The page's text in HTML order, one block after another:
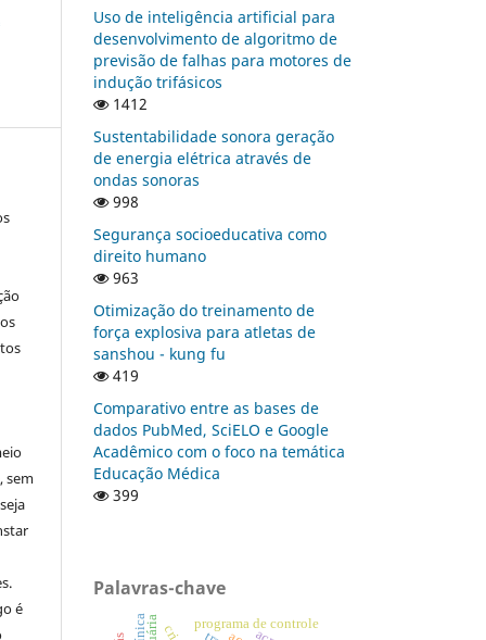
sem
é
Uso de inteligência artificial para
desenvolvimento de algoritmo de
previsão de falhas para motores de
indução trifásicos
1412
Sustentabilidade sonora geração
de energia elétrica através de
ondas sonoras
998
Segurança socioeducativa como
direito humano
963
Otimização do treinamento de
força explosiva para atletas de
sanshou - kung fu
419
Comparativo entre as bases de
dados PubMed, SciELO e Google
Acadêmico com o foco na temática
Educação Médica
399
Palavras-chave
programa de controle